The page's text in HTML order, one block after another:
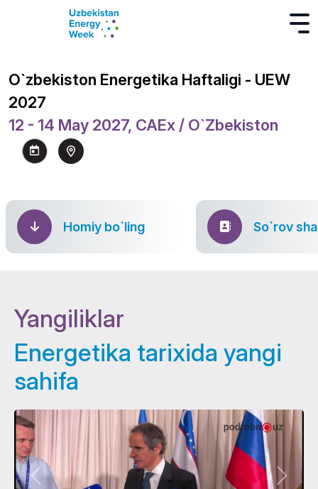
O`zbekiston Energetika Haftaligi - UEW
2027
12 - 14 May 2027, CAEx / O`zbekiston
Homiy bo`ling So`rov
Yangiliklar
Energetika tarixida yangi
sahifa